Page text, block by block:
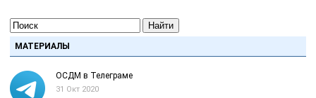
Найти
МАТЕРИАЛЫ
ОСДМ в Телеграме
31 Окт 2020